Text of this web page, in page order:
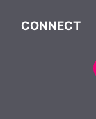
CONNECT